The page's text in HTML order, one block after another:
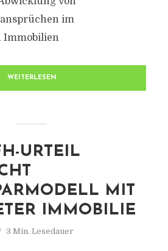
im
Immobilien
WEITERLESEN
URTEIL
MIT
IMMOBILIE
3 Min. Lesedauer